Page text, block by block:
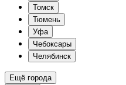
Томск
Тюмень
Уфа
Чебоксары
Челябинск
Ещё города